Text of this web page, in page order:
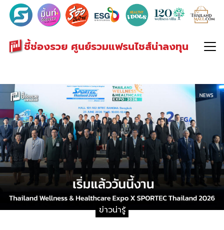
ชี้ช่องรวย ศูนย์รวมแฟรนไชส์น่าลงทุน
Search
for:
ข่าวน่ารู้